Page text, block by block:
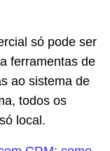
só pode ser
ferramentas de
ao sistema de
todos os
local.